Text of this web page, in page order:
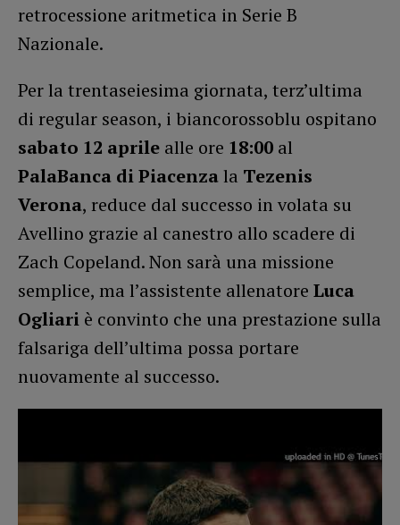
retrocessione aritmetica in Serie B
Nazionale.
Per la trentaseiesima giornata, terz’ultima
di regular season, i biancorossoblu ospitano
sabato 12 aprile alle ore 18:00 al
PalaBanca di Piacenzala Tezenis
Verona, reduce dal successo in volata su
Avellino grazie al canestro allo scadere di
Zach Copeland. Non sarà una missione
semplice, ma l’assistente allenatore Luca
Ogliari è convinto che una prestazione sulla
falsariga dell’ultima possa portare
nuovamente al successo.